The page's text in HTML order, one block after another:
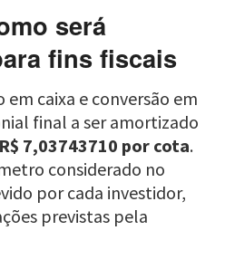
será
fins fiscais
caixa e conversão em
final a ser amortizado
R$ 7,03743710 por cota.
considerado no
por cada investidor,
previstas pela